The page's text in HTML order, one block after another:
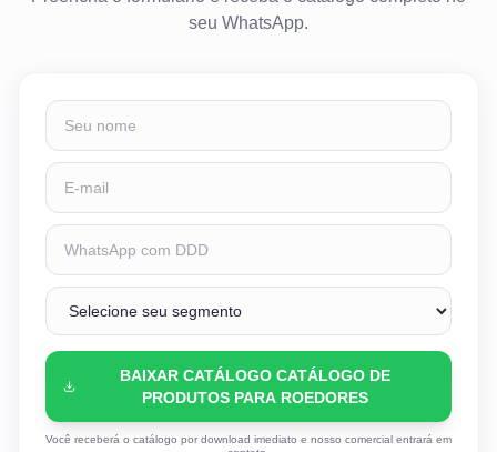
seu WhatsApp.
BAIXAR CATÁLOGO CATÁLOGO DE
PRODUTOS PARA ROEDORES
Você receberá o catálogo por download imediato e nosso comercial entrará em